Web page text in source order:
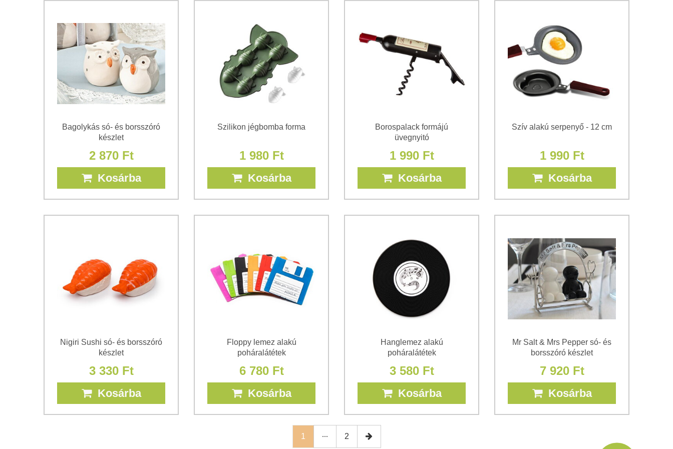
Bagolykás só- és borsszóró
készlet
2 870 Ft
Kosárba
Szilikon jégbomba forma
1 980 Ft
Kosárba
Borospalack formájú
üvegnyitó
1 990 Ft
Kosárba
Szív alakú serpenyő - 12 cm
1 990 Ft
Kosárba
Nigiri Sushi só- és borsszóró
készlet
3 330 Ft
Kosárba
Floppy lemez alakú
poháralátétek
6 780 Ft
Kosárba
Hanglemez alakú
poháralátétek
3 580 Ft
Kosárba
Mr Salt & Mrs Pepper só- és
borsszóró készlet
7 920 Ft
Kosárba
1 2